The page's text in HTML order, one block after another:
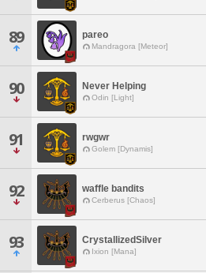
89 pareo
Mandragora [Meteor]
90 Never Helping
Odin [Light]
91 rwgwr
Golem [Dynamis]
92 waffle bandits
Cerberus [Chaos]
93 CrystallizedSilver
Ixion [Mana]